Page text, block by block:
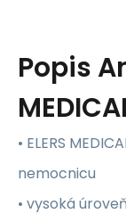
Popis
• ELERS
nemocnicu
• vysoká